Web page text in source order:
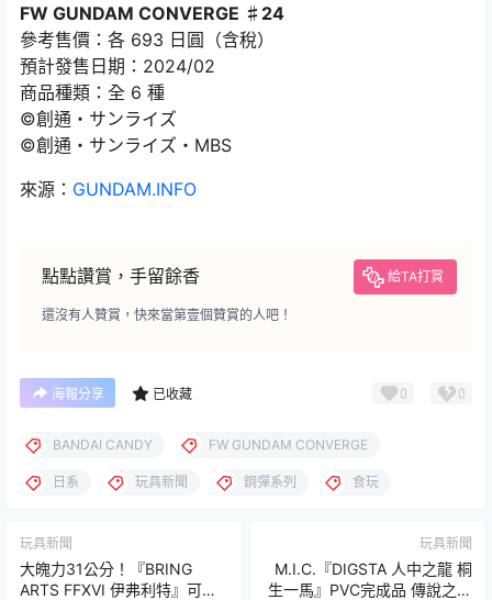
FW GUNDAM CONVERGE ♯24
參考售價：各 693 日圓（含稅）
預計發售日期：2024/02
商品種類：全 6 種
©創通・サンライズ
©創通・サンライズ・MBS
來源： GUNDAM.INFO
點點讚賞，手留餘香 給TA打賞
還沒有人贊賞，快來當第壹個贊賞的人吧！
海報分享 已收藏 0 0
BANDAI CANDY FW GUNDAM CONVERGE
日系 玩具新聞 鋼彈系列 食玩
玩具新聞
大魄力31公分！『BRING
ARTS FFXVI 伊弗利特』可動
玩具新聞
M.I.C.『DIGSTA 人中之龍 桐
生一馬』PVC完成品 傳說之龍